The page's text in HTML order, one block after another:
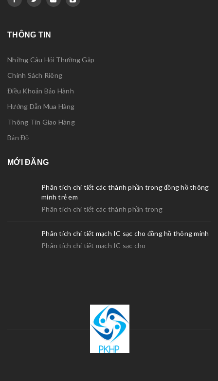
THÔNG TIN
Những Câu Hỏi Thường Gặp
Chính Sách Riêng
Điều Khoản Bảo Hành
Hướng Dẫn Mua Hàng
Thông Tin Giao Hàng
Bản Đồ
MỚI ĐĂNG
Phân tích chi tiết các thành phần trong đồng hồ thông
minh trẻ em
Phân tích chi tiết các thành phần trong
Phân tích chi tiết mạch IC sạc cho đồng hồ thông minh
Phân tích chi tiết mạch IC sạc cho